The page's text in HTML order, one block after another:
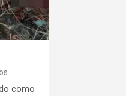
como